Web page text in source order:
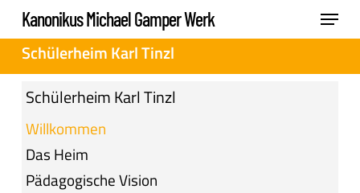
Skip
to
main
content
Kanonikus Michael Gamper Werk Menu
Schülerheim Karl Tinzl
Schülerheim Karl Tinzl
Willkommen
Das Heim
Pädagogische Vision
Menu